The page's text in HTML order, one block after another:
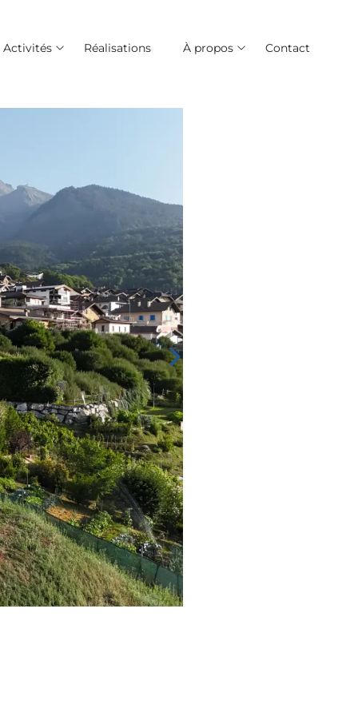
Activités Réalisations À propos Contact